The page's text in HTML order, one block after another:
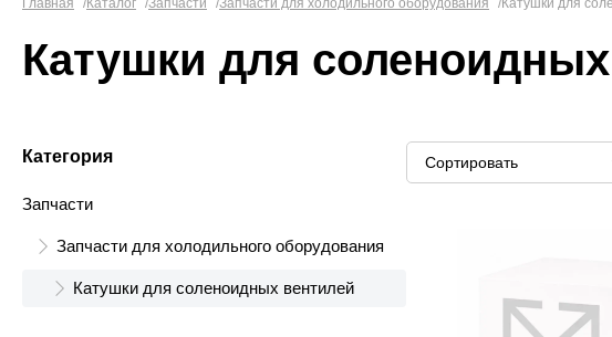
Катушки для
Категория
Запчасти
Запчасти для холодильного оборудования
Катушки для соленоидных вентилей